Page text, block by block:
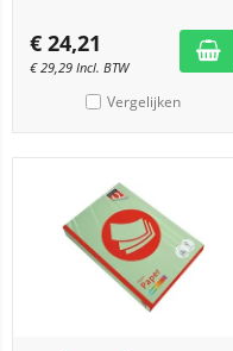
€ 24,21
€29,29 Incl. BTW
Vergelijken